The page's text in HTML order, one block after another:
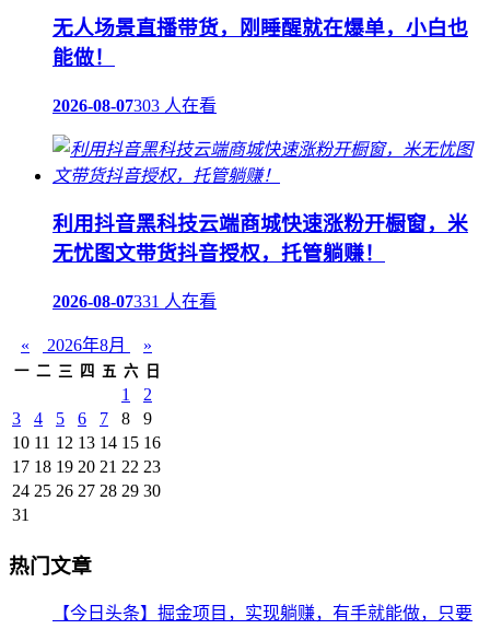
无人场景直播带货，刚睡醒就在爆单，小白也
能做！
2026-08-07303 人在看
利用抖音黑科技云端商城快速涨粉开橱窗，米
无忧图文带货抖音授权，托管躺赚！
2026-08-07331 人在看
« 2026年8月 »
一 二 三 四 五 六 日
1
2
3
4 5 6 7 8
9
10 11 12 13 14 15 16
17 18 19 20 21 22 23
24 25 26 27 28 29 30
31
热门文章
【今日头条】掘金项目，实现躺赚，有手就能做，只要